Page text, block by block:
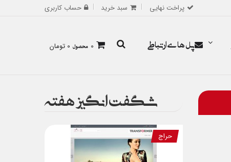
پراخت نهایی سبد خرید حساب کاربری
0 محصول 0 تومان پل های ارتباطی
شگفت انگیز هفته
حراج